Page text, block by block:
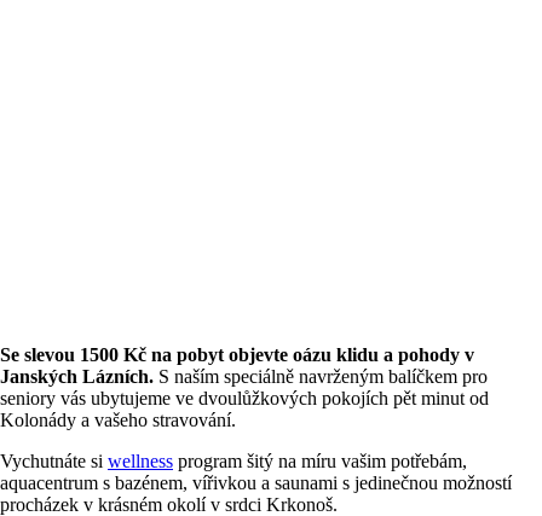
Se slevou 1500 Kč na pobyt objevte oázu klidu a pohody v
Janských Lázních. S naším speciálně navrženým balíčkem pro
seniory vás ubytujeme ve dvoulůžkových pokojích pět minut od
Kolonády a vašeho stravování.
Vychutnáte si wellness program šitý na míru vašim potřebám,
aquacentrum s bazénem, vířivkou a saunami s jedinečnou možností
procházek v krásném okolí v srdci Krkonoš.